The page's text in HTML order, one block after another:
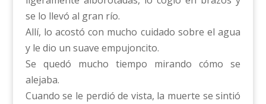
se lo llevó al gran río.
Allí, lo acostó con mucho cuidado sobre el agua
y le dio un suave empujoncito.
Se quedó mucho tiempo mirando cómo se
alejaba.
Cuando se le perdió de vista, la muerte se sintió